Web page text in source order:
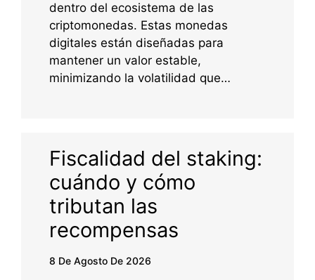
dentro del ecosistema de las
criptomonedas. Estas monedas
digitales están diseñadas para
mantener un valor estable,
minimizando la volatilidad que…
Fiscalidad del staking:
cuándo y cómo
tributan las
recompensas
8 De Agosto De 2026